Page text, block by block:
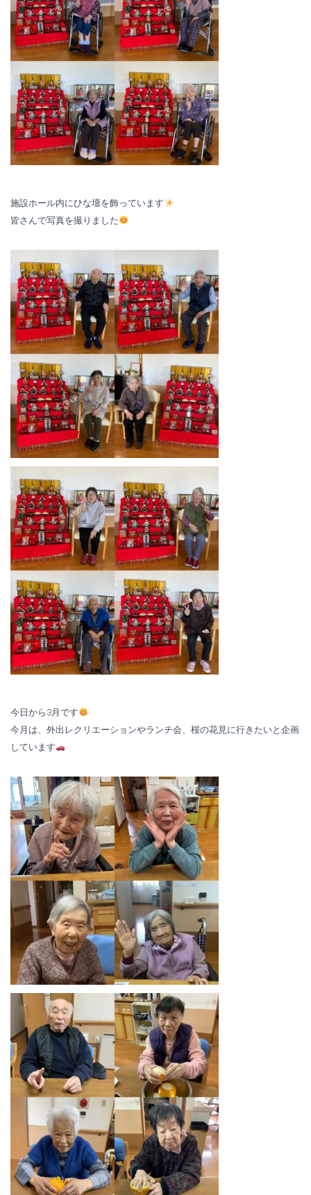
施設ホール内にひな壇を飾っています
皆さんで写真を撮りました
今日から3月です
今月は、外出レクリエーションやランチ会、桜の花見に行きたいと企画
しています